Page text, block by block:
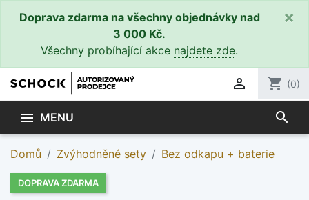
Doprava zdarma na všechny objednávky nad
3 000 Kč.
Všechny probíhající akce najdete zde.
×
 shopping_cart (0)
 MENU search
Domů Zvýhodněné sety Bez odkapu + baterie
DOPRAVA ZDARMA